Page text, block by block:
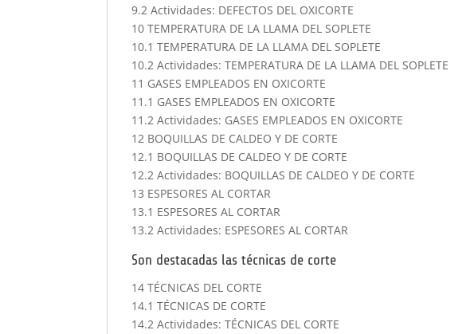
9.2 Actividades: DEFECTOS DEL OXICORTE
10 TEMPERATURA DE LA LLAMA DEL SOPLETE
10.1 TEMPERATURA DE LA LLAMA DEL SOPLETE
10.2 Actividades: TEMPERATURA DE LA LLAMA DEL SOPLETE
11 GASES EMPLEADOS EN OXICORTE
11.1 GASES EMPLEADOS EN OXICORTE
11.2 Actividades: GASES EMPLEADOS EN OXICORTE
12 BOQUILLAS DE CALDEO Y DE CORTE
12.1 BOQUILLAS DE CALDEO Y DE CORTE
12.2 Actividades: BOQUILLAS DE CALDEO Y DE CORTE
13 ESPESORES AL CORTAR
13.1 ESPESORES AL CORTAR
13.2 Actividades: ESPESORES AL CORTAR
Son destacadas las técnicas de corte
14 TÉCNICAS DEL CORTE
14.1 TÉCNICAS DE CORTE
14.2 Actividades: TÉCNICAS DEL CORTE